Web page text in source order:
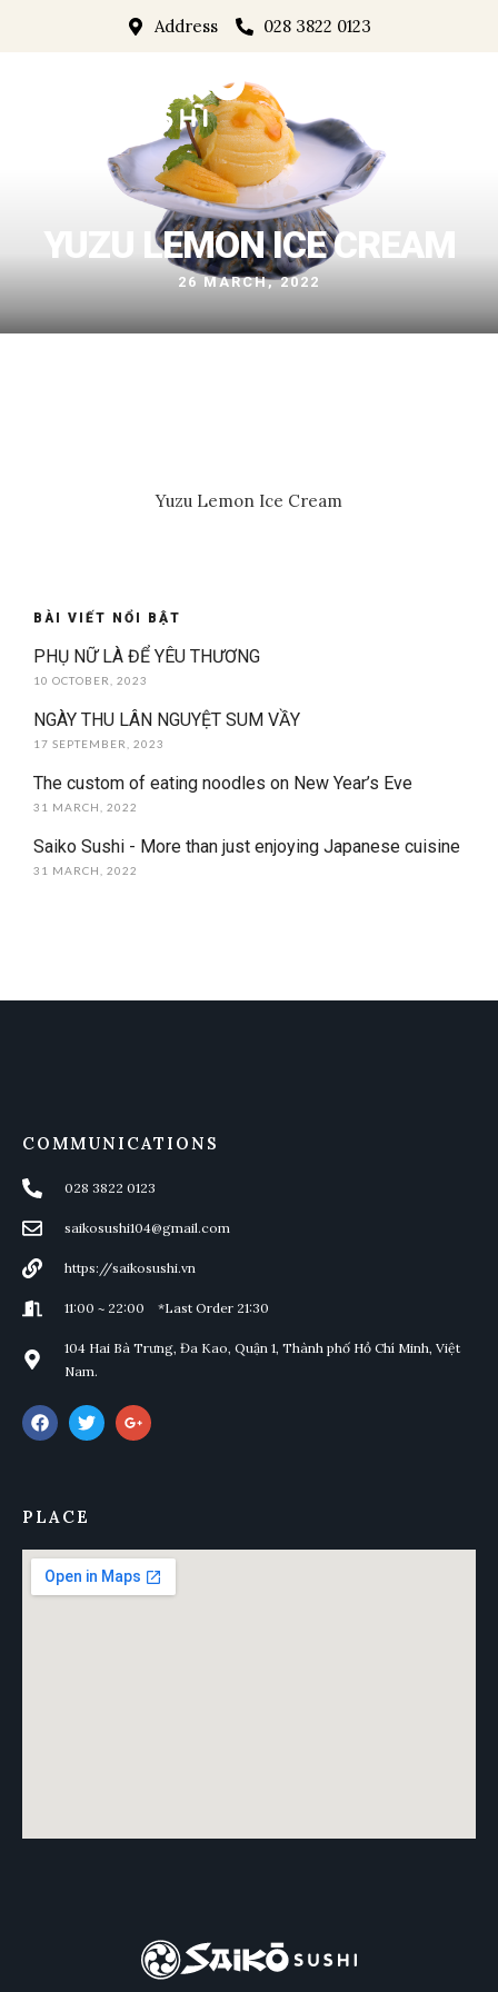
Address 028 3822 0123
YUZU LEMON ICE CREAM
26 MARCH, 2022
Yuzu Lemon Ice Cream
BÀI VIẾT NỔI BẬT
PHỤ NỮ LÀ ĐỂ YÊU THƯƠNG
10 OCTOBER, 2023
NGÀY THU LÂN NGUYỆT SUM VẦY
17 SEPTEMBER, 2023
The custom of eating noodles on New Year’s Eve
31 MARCH, 2022
Saiko Sushi - More than just enjoying Japanese cuisine
31 MARCH, 2022
COMMUNICATIONS
028 3822 0123
saikosushi104@gmail.com
https://saikosushi.vn
11:00 ~ 22:00 *Last Order 21:30
104 Hai Bà Trưng, Đa Kao, Quận 1, Thành phố Hồ Chí Minh, Việt
Nam.
PLACE